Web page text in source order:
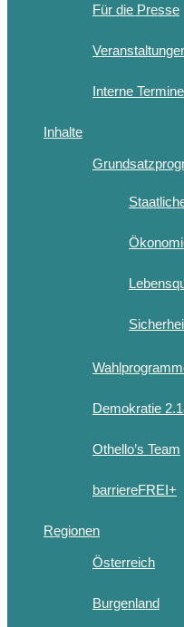
Für die Presse
Interne Termine
Inhalte
Demokratie
Othello’s Team
barriereFREI+
Regionen
Österreich
Burgenland